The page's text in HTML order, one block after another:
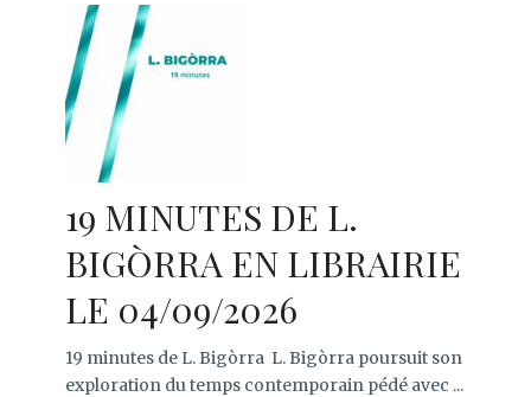
19 MINUTES DE L.
BIGÒRRA EN LIBRAIRIE
LE 04/09/2026
19 minutes de L. Bigòrra L. Bigòrra poursuit son
exploration du temps contemporain pédé avec ...